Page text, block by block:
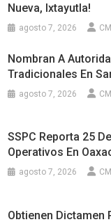
Nueva, Ixtayutla!
agosto 7, 2026
Nombran A
Tradicionales En
agosto 7, 2026
SSPC Reporta 25
Operativos En
agosto 7, 2026
Obtienen Dictamen